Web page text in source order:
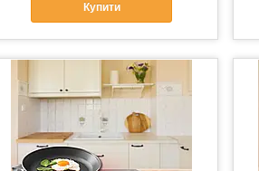
Купити